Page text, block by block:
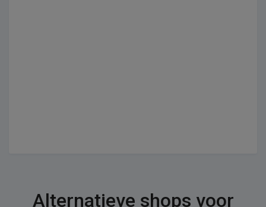
Alternatieve shops voor